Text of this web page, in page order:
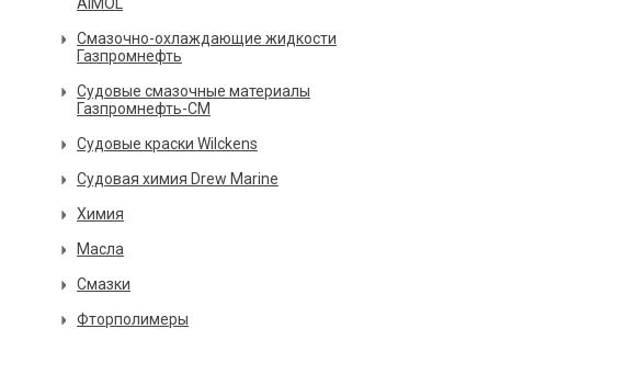
Смазочно-охлаждающие жидкости
Газпромнефть
Судовые смазочные материалы
Газпромнефть-СМ
Судовые краски Wilckens
Судовая химия Drew Marine
Химия
Масла
Смазки
Фторполимеры